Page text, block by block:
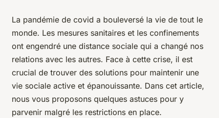
La pandémie de covid a bouleversé la vie de tout le
monde. Les mesures sanitaires et les confinements
ont engendré une distance sociale qui a changé nos
relations avec les autres. Face à cette crise, il est
crucial de trouver des solutions pour maintenir une
vie sociale active et épanouissante. Dans cet article,
nous vous proposons quelques astuces pour y
parvenir malgré les restrictions en place.